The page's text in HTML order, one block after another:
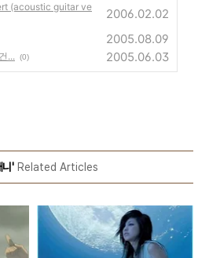
(acoustic guitar ve
2006.02.02
2005.08.09
... (0) 2005.06.03
니' Related Articles